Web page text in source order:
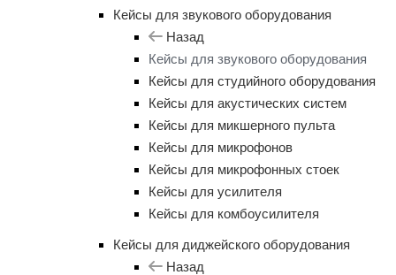
Кейсы для звукового оборудования
Назад
Кейсы для звукового оборудования
Кейсы для студийного оборудования
Кейсы для акустических систем
Кейсы для микшерного пульта
Кейсы для микрофонов
Кейсы для микрофонных стоек
Кейсы для усилителя
Кейсы для комбоусилителя
Кейсы для диджейского оборудования
Назад